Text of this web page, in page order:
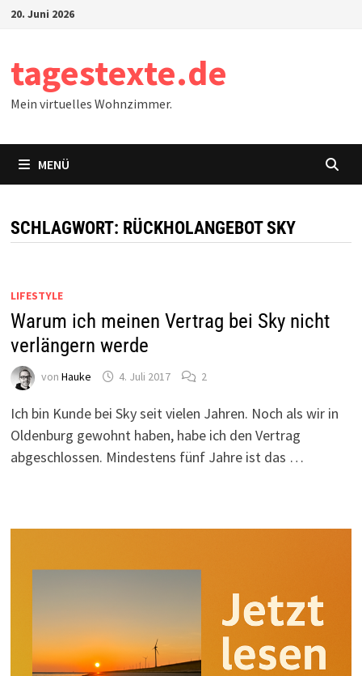
Zum20. Juni 2026
tagestexte.de
Mein virtuelles Wohnzimmer.
MENÜ
SCHLAGWORT: RÜCKHOLANGEBOT SKY
LIFESTYLE
Warum ich meinen Vertrag bei Sky nicht
verlängern werde
von Hauke 4. Juli 2017 2
Ich bin Kunde bei Sky seit vielen Jahren. Noch als wir in
Oldenburg gewohnt haben, habe ich den Vertrag
abgeschlossen. Mindestens fünf Jahre ist das …